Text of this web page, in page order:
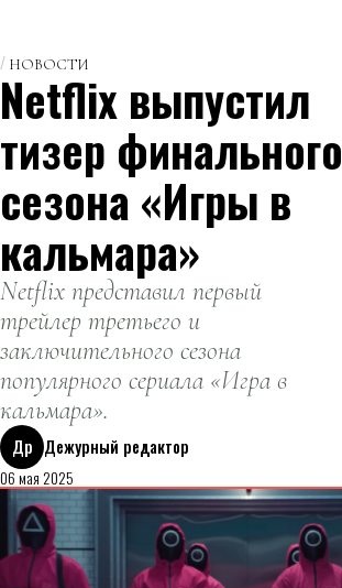
НОВОСТИ
Netflix выпустил
тизер финального
сезона «Игры в
кальмара»
Netflix представил первый
трейлер третьего и
заключительного сезона
популярного сериала «Игра в
кальмара».
Др Дежурный редактор
06 мая 2025